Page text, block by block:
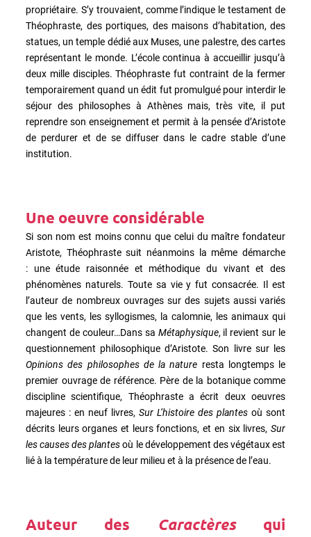
propriétaire. S’y trouvaient, comme l’indique le testament de
Théophraste, des portiques, des maisons d’habitation, des
statues, un temple dédié aux Muses, une palestre, des cartes
représentant le monde. L’école continua à accueillir jusqu’à
deux mille disciples. Théophraste fut contraint de la fermer
temporairement quand un édit fut promulgué pour interdir le
séjour des philosophes à Athènes mais, très vite, il put
reprendre son enseignement et permit à la pensée d’Aristote
de perdurer et de se diffuser dans le cadre stable d’une
institution.
Une oeuvre considérable
Si son nom est moins connu que celui du maître fondateur
Aristote, Théophraste suit néanmoins la même démarche
: une étude raisonnée et méthodique du vivant et des
phénomènes naturels. Toute sa vie y fut consacrée. Il est
l’auteur de nombreux ouvrages sur des sujets aussi variés
que les vents, les syllogismes, la calomnie, les animaux qui
changent de couleur…Dans sa Métaphysique, il revient sur le
questionnement philosophique d’Aristote. Son livre sur les
Opinions des philosophes de la nature resta longtemps le
premier ouvrage de référence. Père de la botanique comme
discipline scientifique, Théophraste a écrit deux oeuvres
majeures : en neuf livres, Sur L’histoire des plantes où sont
décrits leurs organes et leurs fonctions, et en six livres, Sur
les causes des plantesoù le développement des végétaux est
lié à la température de leur milieu et à la présence de l’eau.
Auteur des Caractèresqui